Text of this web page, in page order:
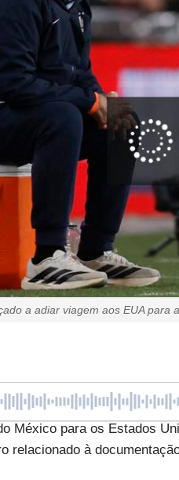
a adiar viagem aos EUA
México para os Estados
relacionado à